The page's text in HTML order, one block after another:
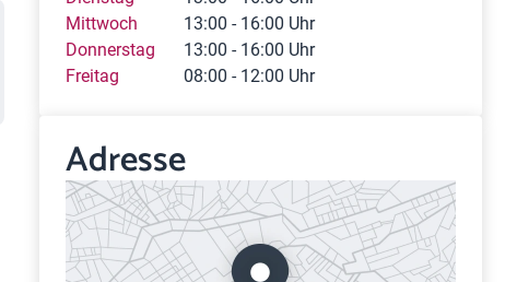
Mittwoch
13:00 - 16:00 Uhr
Donnerstag
13:00 - 16:00 Uhr
Freitag
08:00 - 12:00 Uhr
Adresse